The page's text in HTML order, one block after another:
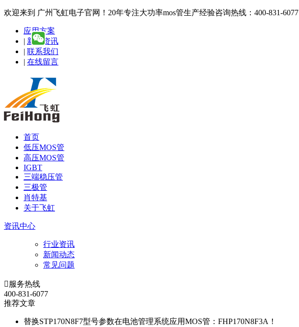
欢迎来到 广州飞虹电子官网！20年专注大功率mos管生产经验咨询热线：400-831-6077
应用方案
| 新闻资讯
| 联系我们
| 在线留言
首页
低压MOS管
高压MOS管
IGBT
三端稳压管
三极管
肖特基
关于飞虹
资讯中心
行业资讯
新闻动态
常见问题
 服务热线
400-831-6077
推荐文章
替换STP170N8F7型号参数在电池管理系统应用MOS管：FHP170N8F3A！